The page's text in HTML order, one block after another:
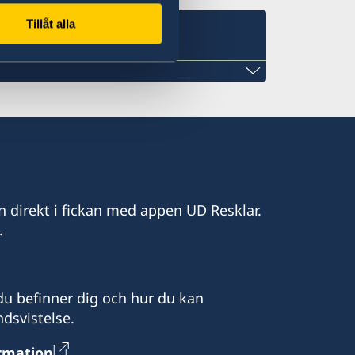
Tillåt alla
i fickan med appen UD Resklar.
befinner dig och hur du kan